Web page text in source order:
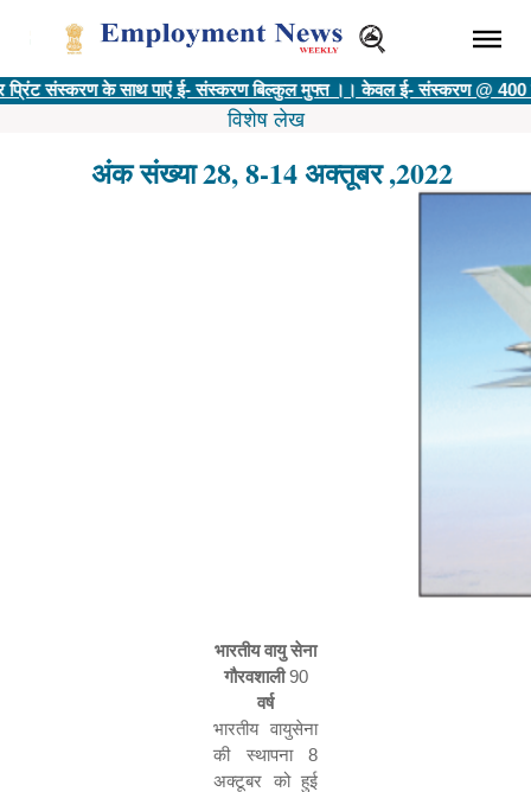
के साथ पाएं ई- संस्करण बिल्कुल मुफ्त ।। केवल ई- संस्करण @ 400 रु ||
विशेष लेख
अंक संख्या 28, 8-14 अक्तूबर ,2022
भारतीय वायु सेना
गौरवशाली 90
वर्ष
भारतीय वायुसेना
की
स्थापना 8
अक्टूबर को हुई